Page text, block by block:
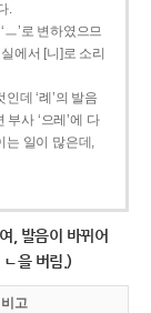
.
ㅡ’로 변하였으므
에서 [니]로 소리
데 ‘례’의 발음
부사 ‘으레’에 다
는 일이 많은데,
, 발음이 바뀌어
을 버림.)
비고